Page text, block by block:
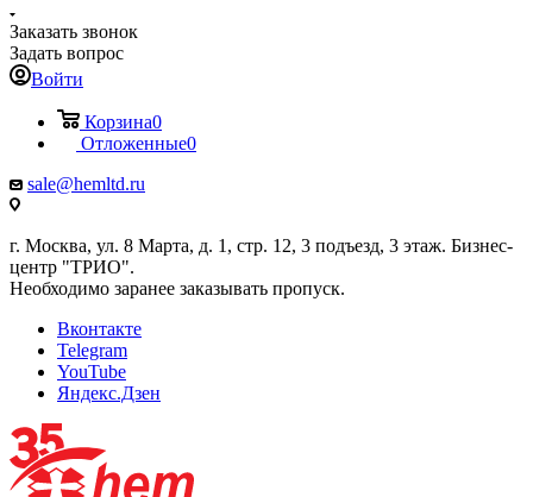
Заказать звонок
Задать вопрос
Войти
Корзина0
Отложенные0
sale@hemltd.ru
г. Москва, ул. 8 Марта, д. 1, стр. 12, 3 подъезд, 3 этаж. Бизнес-
центр "ТРИО".
Необходимо заранее заказывать пропуск.
Вконтакте
Telegram
YouTube
Яндекс.Дзен